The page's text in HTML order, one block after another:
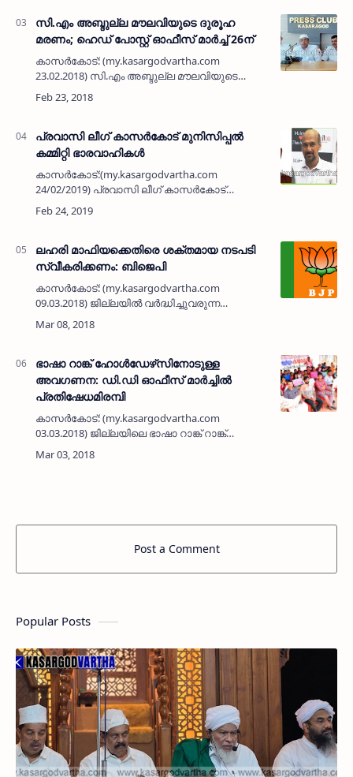
എംപിയും…
സി.എം അബ്ദുല്ല മൗലവിയുടെ ദുരൂഹ
മരണം; ഹെഡ് പോസ്റ്റ് ഓഫീസ് മാര്‍ച്ച് 26ന്
കാസര്‍കോട്: (my.kasargodvartha.com
23.02.2018) സി.എം അബ്ദുല്ല മൗലവിയുടെ
മരണത്തിലെ ദുരൂഹതയകറ്റണമെന്നാവശ്യപ്പെട്ട്
ഫെബ്രുവരി 26ന് ഹെഡ് പോസ്റ്റ് ഓഫീസ് മാര്‍ച്ച്
പ്രവാസി ലീഗ് കാസര്‍കോട് മുനിസിപ്പല്‍
കമ്മിറ്റി ഭാരവാഹികള്‍
കാസര്‍കോട്:(my.kasargodvartha.com
24/02/2019) പ്രവാസി ലീഗ് കാസര്‍കോട്
മുനിസിപ്പല്‍ കമ്മിറ്റി പ്രസിഡണ്ടായി
ഹസൈനാര്‍ തളങ്കരയേയും, ജനറല്‍
ലഹരി മാഫിയക്കെതിരെ ശക്തമായ നടപടി
സ്വീകരിക്കണം: ബിജെപി
കാസര്‍കോട്: (my.kasargodvartha.com
09.03.2018) ജില്ലയില്‍ വര്‍ദ്ധിച്ചുവരുന്ന
മയക്കുമരുന്ന് ലഹരി മാഫിയയെ അടിച്ചമര്‍ത്താന്‍
എക്സൈസ് -പോലീസ് വകുപ്പുകള്‍ ശക്തമായ
ഭാഷാ റാങ്ക് ഹോള്‍ഡേഴ്‌സിനോടുള്ള
അവഗണന: ഡി.ഡി ഓഫീസ് മാര്‍ച്ചില്‍
പ്രതിഷേധമിരമ്പി
കാസര്‍കോട്: (my.kasargodvartha.com
03.03.2018) ജില്ലയിലെ ഭാഷാ റാങ്ക് റാങ്ക്
ഹോള്‍ഡേഴ്‌സിനോടുള്ള അവഗണനയില്‍
പ്രതിഷേധിച്ച് ജില്ലാ ഭാഷാ റാങ്ക് ഹോള്‍ഡേഴ്‌സ്
Post a Comment
Popular Posts